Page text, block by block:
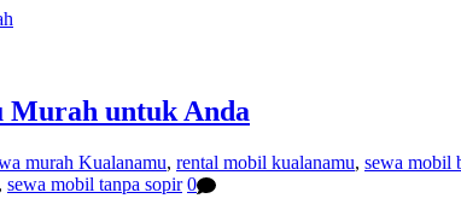
Murah untuk Anda
murah Kualanamu, rental mobil kualanamu, sewa mobil
, sewa mobil tanpa sopir 0